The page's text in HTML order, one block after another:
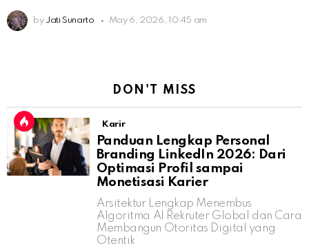
by Jati Sunarto May 6, 2026, 10:45 am
DON'T MISS
Karir
Panduan Lengkap Personal
Branding LinkedIn 2026: Dari
Optimasi Profil sampai
Monetisasi Karier
Arsitektur Lengkap Menembus
Algoritma AI Rekruter Global dan Cara
Membangun Otoritas Digital yang
Otentik